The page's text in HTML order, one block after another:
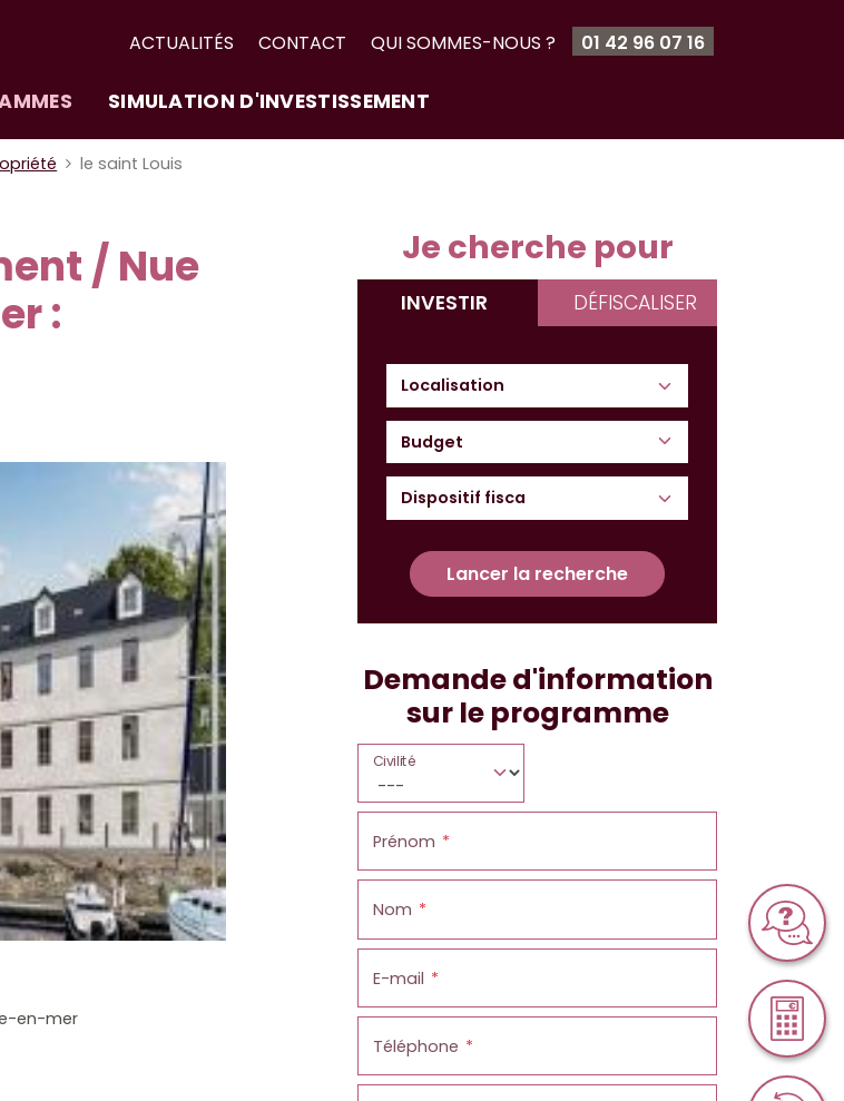
ACTUALITÉS CONTACT QUI SOMMES-NOUS ? 01 42 96 07 16
SIMULATION D'INVESTISSEMENT
le saint Louis
/ Nue
:
en-mer
Je cherche pour
INVESTIR DÉFISCALISER
Budget
Lancer la recherche
Demande d'information
sur le programme
Civilité
Prénom
Nom
E-mail
Téléphone